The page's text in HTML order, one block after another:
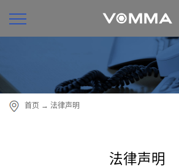
首页 → 法律声明
法律声明